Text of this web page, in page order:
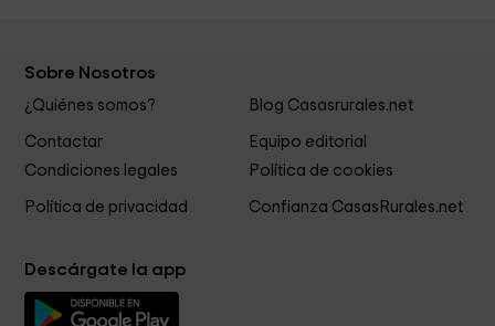
Sobre Nosotros
¿Quiénes somos? Blog Casasrurales.net
Contactar
Equipo editorial
Condiciones legales
Política de cookies
Política de privacidad Confianza CasasRurales.net
Descárgate la app